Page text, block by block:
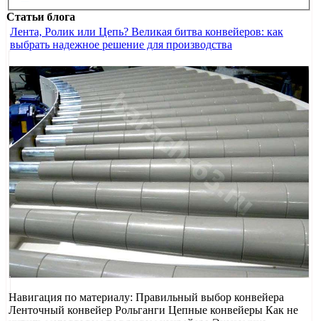
Статьи блога
Лента, Ролик или Цепь? Великая битва конвейеров: как
выбрать надежное решение для производства
Навигация по материалу: Правильный выбор конвейера
Ленточный конвейер Рольганги Цепные конвейеры Как не